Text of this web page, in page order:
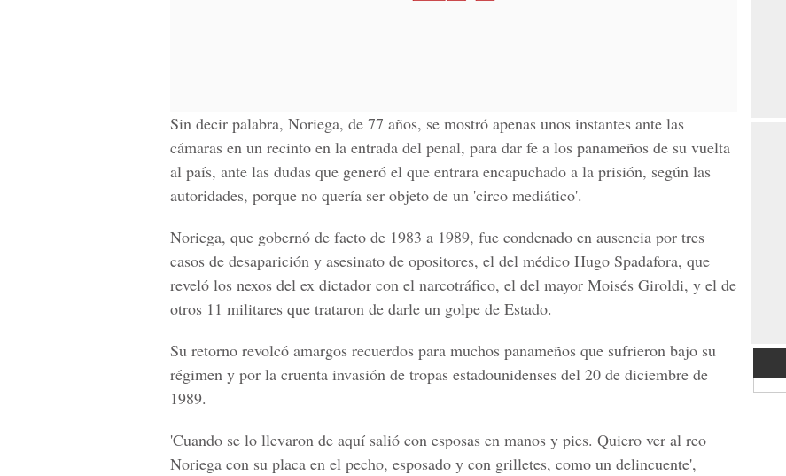
Sin decir palabra, Noriega, de 77 años, se mostró apenas unos instantes ante las
cámaras en un recinto en la entrada del penal, para dar fe a los panameños de su vuelta
al país, ante las dudas que generó el que entrara encapuchado a la prisión, según las
autoridades, porque no quería ser objeto de un 'circo mediático'.
Noriega, que gobernó de facto de 1983 a 1989, fue condenado en ausencia por tres
casos de desaparición y asesinato de opositores, el del médico Hugo Spadafora, que
reveló los nexos del ex dictador con el narcotráfico, el del mayor Moisés Giroldi, y el de
otros 11 militares que trataron de darle un golpe de Estado.
Su retorno revolcó amargos recuerdos para muchos panameños que sufrieron bajo su
régimen y por la cruenta invasión de tropas estadounidenses del 20 de diciembre de
1989.
'Cuando se lo llevaron de aquí salió con esposas en manos y pies. Quiero ver al reo
Noriega con su placa en el pecho, esposado y con grilletes, como un delincuente',